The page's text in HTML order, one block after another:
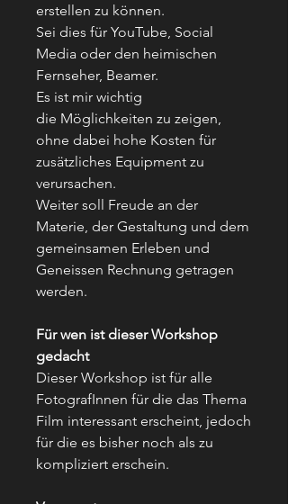
erstellen zu können.
Sei dies für YouTube, Social
Media oder den heimischen
Fernseher, Beamer.
Es ist mir wichtig
die Möglichkeiten zu zeigen,
ohne dabei hohe Kosten für
zusätzliches Equipment zu
verursachen.
Weiter soll Freude an der
Materie, der Gestaltung und dem
gemeinsamen Erleben und
Geneissen Rechnung getragen
werden.
Für wen ist dieser Workshop
gedacht
Dieser Workshop ist für alle
FotografInnen für die das Thema
Film interessant erscheint, jedoch
für die es bisher noch als zu
kompliziert erschein.